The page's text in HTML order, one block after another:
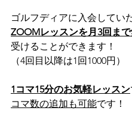
ゴルフディアに入会してい
ZOOMレッスンを月3回ま
受けることができます！
（4回目以降は1回1000円）
1コマ15分のお気軽レッスン
コマ数の追加も可能です！